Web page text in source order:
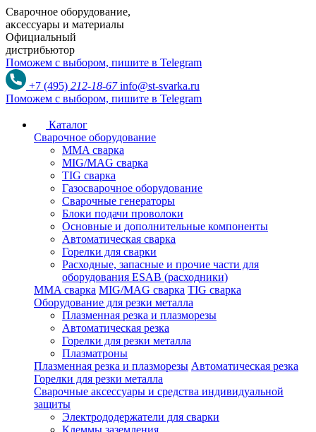
Сварочное оборудование,
аксессуары и материалы
Официальный
дистрибьютор
Поможем с выбором, пишите в Telegram
+7 (495) 212-18-67 info@st-svarka.ru
Поможем с выбором, пишите в Telegram
Каталог
Сварочное оборудование
MMA сварка
MIG/MAG сварка
TIG сварка
Газосварочное оборудование
Сварочные генераторы
Блоки подачи проволоки
Основные и дополнительные компоненты
Автоматическая сварка
Горелки для сварки
Расходные, запасные и прочие части для
оборудования ESAB (расходники)
MMA сварка MIG/MAG сварка TIG сварка
Оборудование для резки металла
Плазменная резка и плазморезы
Автоматическая резка
Горелки для резки металла
Плазматроны
Плазменная резка и плазморезы Автоматическая резка
Горелки для резки металла
Сварочные аксессуары и средства индивидуальной
защиты
Электрододержатели для сварки
Клеммы заземления